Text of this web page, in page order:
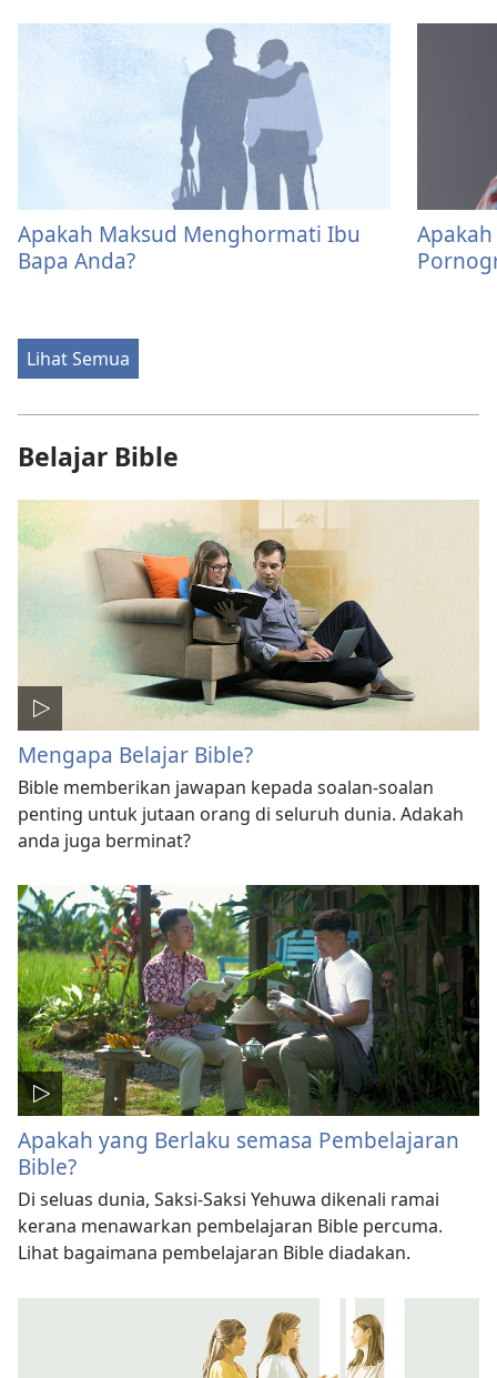
Apakah Maksud Menghormati Ibu
Bapa Anda?
Lihat Semua
Belajar Bible
Mengapa Belajar Bible?
Bible memberikan jawapan kepada soalan-soalan
penting untuk jutaan orang di seluruh dunia. Adakah
anda juga berminat?
Apakah yang Berlaku semasa Pembelajaran
Bible?
Di seluas dunia, Saksi-Saksi Yehuwa dikenali ramai
kerana menawarkan pembelajaran Bible percuma.
Lihat bagaimana pembelajaran Bible diadakan.